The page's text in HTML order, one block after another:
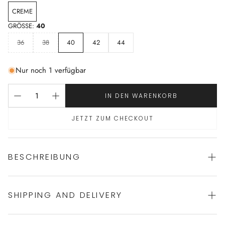
CREME
GRÖSSE: 40
36
38 40 42 44
Nur noch 1 verfügbar
IN DEN WARENKORB
JETZT ZUM CHECKOUT
BESCHREIBUNG
faszinierender Slip von MARIE JO
SHIPPING AND DELIVERY